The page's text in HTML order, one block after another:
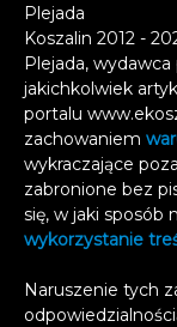
Plejada
Koszalin 2012 -
Plejada,
jakichkolwiek
portalu
zachowaniem
wykraczające
zabronione bez
się, w jaki sposób
wykorzystanie
Naruszenie tych